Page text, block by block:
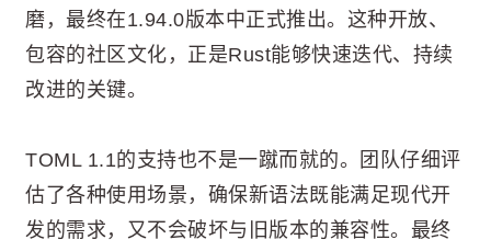
磨，最终在1.94.0版本中正式推出。这种开放、
包容的社区文化，正是Rust能够快速迭代、持续
改进的关键。
TOML 1.1的支持也不是一蹴而就的。团队仔细评
估了各种使用场景，确保新语法既能满足现代开
发的需求，又不会破坏与旧版本的兼容性。最终